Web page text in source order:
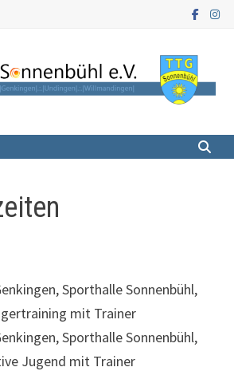
Sporthalle Sonnenbühl,
mit Trainer
Sporthalle Sonnenbühl,
Jugend mit Trainer